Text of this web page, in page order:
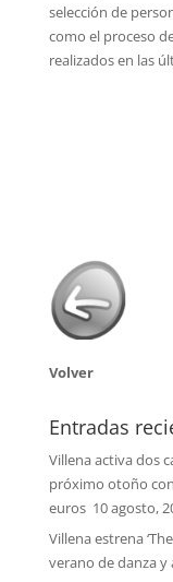
selección de
como el proceso
realizados en las
Volver
Entradas
Villena activa dos
próximo otoño
euros 10 agosto,
Villena estrena
verano de danza y